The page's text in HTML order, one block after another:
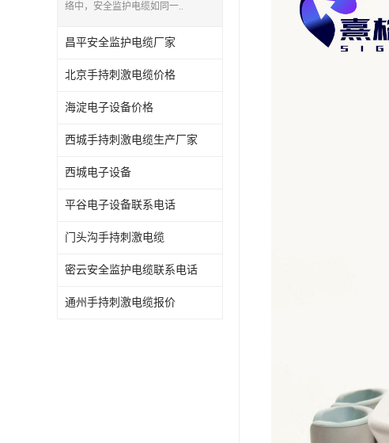
络中，安全监护电缆如同一..
昌平安全监护电缆厂家
北京手持刺激电缆价格
海淀电子设备价格
西城手持刺激电缆生产厂家
西城电子设备
平谷电子设备联系电话
门头沟手持刺激电缆
密云安全监护电缆联系电话
通州手持刺激电缆报价